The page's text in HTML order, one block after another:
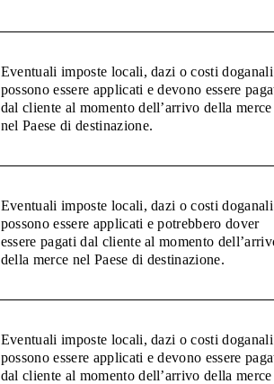
Eventuali imposte locali, dazi o costi doganali
possono essere applicati e devono essere
dal cliente al momento dell’arrivo della merce
nel Paese di destinazione.
Eventuali imposte locali, dazi o costi doganali
possono essere applicati e potrebbero dover
essere pagati dal cliente al momento
della merce nel Paese di destinazione.
Eventuali imposte locali, dazi o costi doganali
possono essere applicati e devono essere
dal cliente al momento dell’arrivo della merce